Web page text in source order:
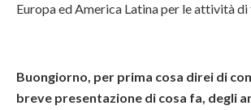
Europa ed America Latina per le attività
Buongiorno, per prima cosa direi di
breve presentazione di cosa fa, degli